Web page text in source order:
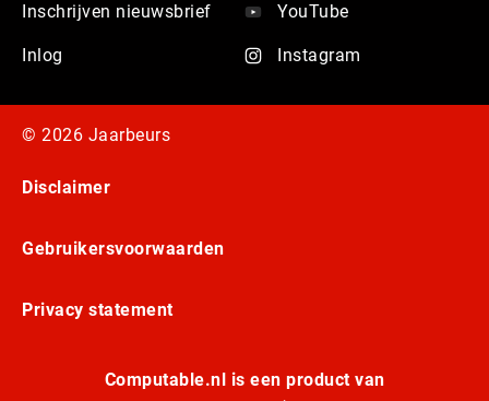
Inschrijven nieuwsbrief
Inlog
YouTube
Instagram
© 2026 Jaarbeurs
Disclaimer
Gebruikersvoorwaarden
Privacy statement
Computable.nl is een product van